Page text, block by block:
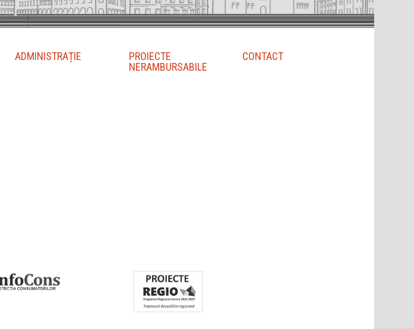
ADMINISTRAȚIE
PROIECTE
NERAMBURSABILE
CONTACT